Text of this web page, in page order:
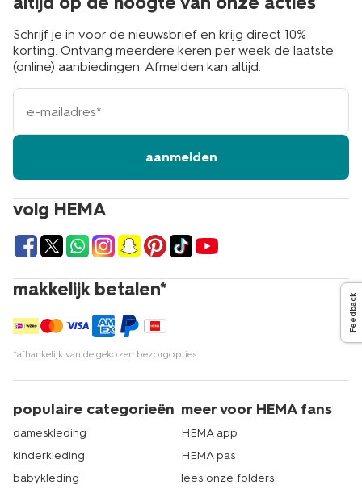
volg HEMA
makkelijk betalen*
*afhankelijk van de gekozen bezorgopties
Schrijf je in voor de nieuwsbrief en krijg direct 10%
korting. Ontvang meerdere keren per week de laatste
(online) aanbiedingen. Afmelden kan altijd.
e-
mailadres
aanmelden
populaire categorieën
dameskleding
kinderkleding
babykleding
meer voor HEMA fans
HEMA app
HEMA pas
lees onze folders
Feedback